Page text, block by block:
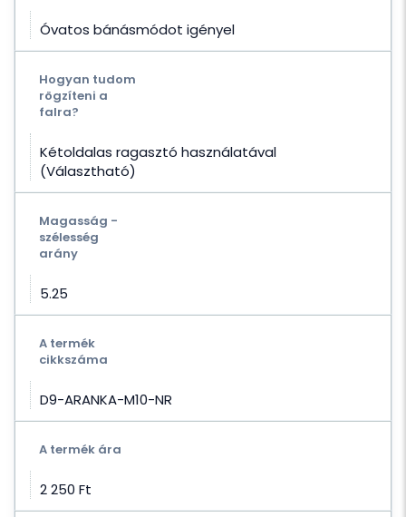
Óvatos bánásmódot igényel
Hogyan tudom
rögzíteni a
falra?
Kétoldalas ragasztó használatával
(Választható)
Magasság -
szélesség
arány
5.25
A termék
cikkszáma
D9-ARANKA-M10-NR
A termék ára
2 250 Ft‎